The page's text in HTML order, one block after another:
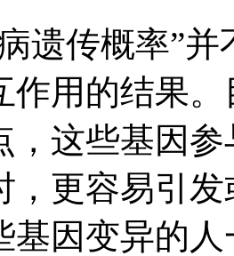
遗传概率”
作用的结果
，这些基因
，更容易引
基因变异的